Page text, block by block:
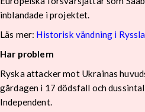
inblandade i projektet.
Läs mer: Historisk vändning i
Har problem
Ryska attacker mot Ukrainas
gårdagen i 17 dödsfall och
Independent.